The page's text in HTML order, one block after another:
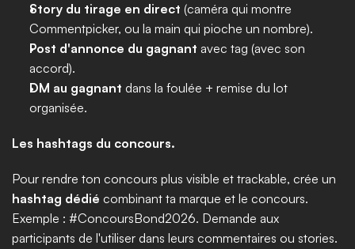
Story du tirage en direct (caméra qui montre
Commentpicker, ou la main qui pioche un nombre).
Post d'annonce du gagnant avec tag (avec son
accord).
DM au gagnant dans la foulée + remise du lot
organisée.
Les hashtags du concours.
hashtag dédié combinant ta marque et le concours.
Exemple : #ConcoursBond2026. Demande aux
participants de l'utiliser dans leurs commentaires ou stories.